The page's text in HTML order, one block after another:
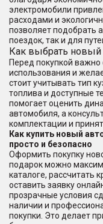
электромобили
расходами и
позволяет подобрать
поездок, так и для
Как выбрать новый
Перед покупкой
использования и
стоит учитывать тип
топлива и доступные
помогает оценить
автомобиля, а
комплектации и
Как купить новый
просто и безопасно
Оформить покупку
подарок можно
каталоге, рассчитать
оставить заявку
прозрачные условия
наличии и
покупки. Это делает